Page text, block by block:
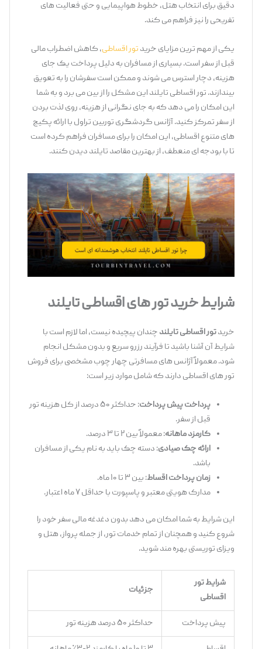
دقیق برای انتخاب هتل، خطوط هواپیمایی و حتی فعالیت‌ های
تفریحی را نیز فراهم می ‌کند.
یکی از مهم‌ ترین مزایای خریدتور اقساطی، کاهش اضطراب مالی
قبل از سفر است. بسیاری از مسافران به دلیل پرداخت یک‌ جای
هزینه، دچار استرس می ‌شوند و ممکن است سفرشان را به تعویق
بیندازند. تور اقساطی تایلند این مشکل را از بین می ‌برد و به شما
این امکان را می‌ دهد که به جای نگرانی از هزینه، روی لذت بردن
از سفر تمرکز کنید. آژانس گردشگری توربین تراول با ارائه پکیج
‌های متنوع اقساطی، این امکان را برای مسافران فراهم کرده است
تا با بودجه ‌ای منعطف، از بهترین مقاصد تایلند دیدن کنند.
شرایط خرید تور های اقساطی تایلند
تور اقساطی تایلندچندان پیچیده نیست، اما لازم است با
شرایط آن آشنا باشید تا فرآیند رزرو سریع و بدون مشکل انجام
شود. معمولاً آژانس ‌های مسافرتی چهار چوب مشخصی برای فروش
تور های اقساطی دارند که شامل موارد زیر است:
پرداخت پیش‌ پرداخت
: حداکثر ۵۰ درصد از کل هزینه تور
قبل از سفر.
کارمزد ماهانه: معمولاً بین ۲ تا ۳ درصد.
ارائه چک صیادی: دسته چک باید به نام یکی از مسافران
زمان پرداخت اقساط: بین ۳ تا ۱۰ ماه.
مدارک هویتی معتبر و پاسپورت با حداقل ۷ ماه اعتبار.
این شرایط به شما امکان می ‌دهد بدون دغدغه مالی سفر خود را
شروع کنید و همچنان از تمام خدمات تور، از جمله پرواز، هتل و
ویزای توریستی بهره‌ مند شوید.
شرایط تور
اقساطی
جزئیات
پیش ‌پرداخت حداکثر ۵۰ درصد هزینه تور